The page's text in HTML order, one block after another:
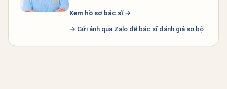
Xem hồ sơ bác sĩ →
→ Gửi ảnh qua Zalo để bác sĩ đánh giá sơ bộ